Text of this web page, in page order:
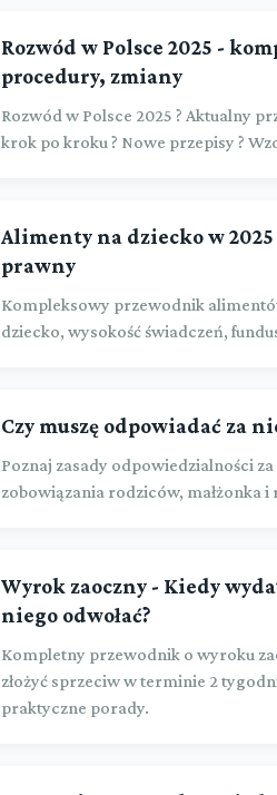
Rozwód w Polsce 2025 -
procedury, zmiany
Rozwód w Polsce 2025 ? Aktualny
krok po kroku ? Nowe przepisy ?
Alimenty na dziecko w
prawny
Kompleksowy przewodnik
dziecko, wysokość świadczeń,
Czy muszę odpowiadać za
Poznaj zasady odpowiedzialności
zobowiązania rodziców, małżonka
Wyrok zaoczny - Kiedy
niego odwołać?
Kompletny przewodnik o wyroku
złożyć sprzeciw w terminie 2
praktyczne porady.